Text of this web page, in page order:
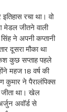
रचा था। वो
जीतने वाली
ने अपनी कप्तानी
दूसरा मौका था
कुछ सप्ताह पहले
महज 18 वर्ष की
कुमार ने पैरालंपिक्स
जीता था। खेल
अवॉर्ड से